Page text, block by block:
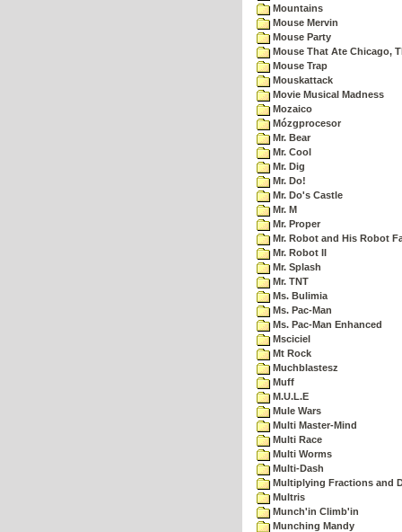
Mountains
Mouse Mervin
Mouse Party
Mouse That Ate Chicago,
Mouse Trap
Mouskattack
Movie Musical Madness
Mozaico
Mózgprocesor
Mr. Bear
Mr. Cool
Mr. Dig
Mr. Do!
Mr. Do's Castle
Mr. M
Mr. Proper
Mr. Robot and His Robot
Mr. Robot II
Mr. Splash
Mr. TNT
Ms. Bulimia
Ms. Pac-Man
Ms. Pac-Man Enhanced
Msciciel
Mt Rock
Muchblastesz
Muff
M.U.L.E
Mule Wars
Multi Master-Mind
Multi Race
Multi Worms
Multi-Dash
Multiplying Fractions and
Multris
Munch'in Climb'in
Munching Mandy